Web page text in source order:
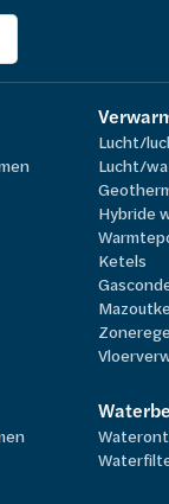
Lucht/
Lucht/
Hybride
Ketels